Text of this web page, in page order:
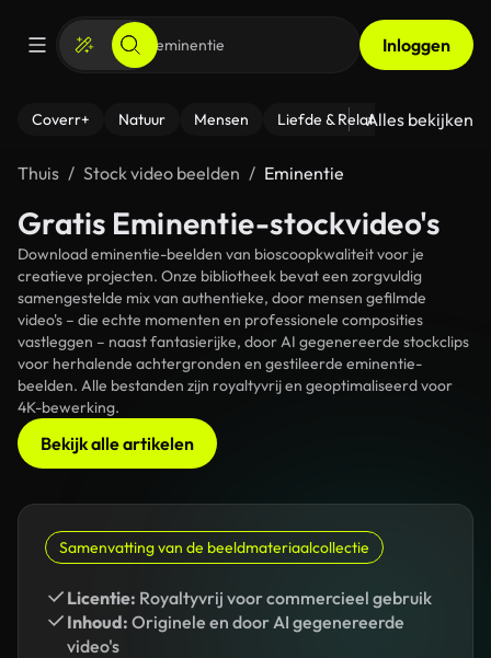
Inloggen
Coverr+ Natuur Mensen Liefde & Relaties - Fitness
Alles bekijken
Thuis Stock video beelden Eminentie
Gratis Eminentie-stockvideo's
Download eminentie-beelden van bioscoopkwaliteit voor je
creatieve projecten. Onze bibliotheek bevat een zorgvuldig
samengestelde mix van authentieke, door mensen gefilmde
video's – die echte momenten en professionele composities
vastleggen – naast fantasierijke, door AI gegenereerde stockclips
voor herhalende achtergronden en gestileerde eminentie-
beelden. Alle bestanden zijn royaltyvrij en geoptimaliseerd voor
4K-bewerking.
Bekijk alle artikelen
Samenvatting van de beeldmateriaalcollectie
Licentie: Royaltyvrij voor commercieel gebruik
Inhoud: Originele en door AI gegenereerde
video's